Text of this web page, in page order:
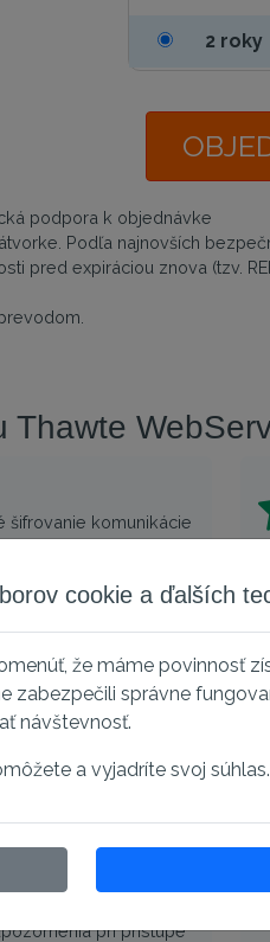
2 roky
podpora k objednávke
Podľa najnovších
pred expiráciou znova (tzv.
šifrovanie komunikácie
ktoré sú uvedené
webovej
a opätovné
serverov.
kľúč a bude ťažké
nový certifikát.
prehliadačmi
prehliadačov pre
pri prístupe
cookie a ďalších
že máme povinnosť
zabezpečili správne
návštevnosť.
a vyjadríte svoj súhlas.